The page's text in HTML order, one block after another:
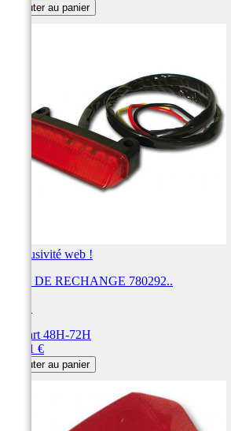
Ajouter au panier
Exclusivité web !
LED DE RECHANGE 780292..
Départ 48H-72H
35,41 €
Ajouter au panier